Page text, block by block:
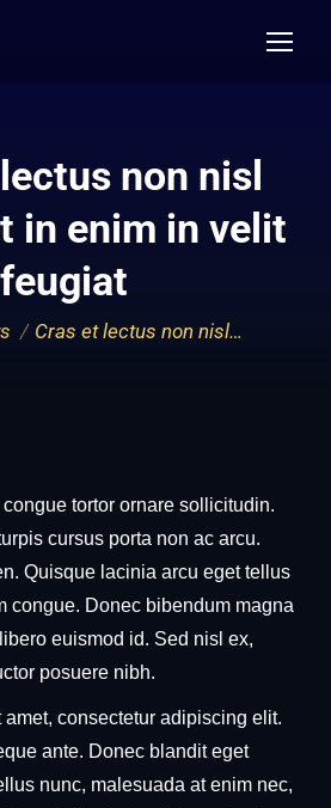
non nisl
in enim in velit
feugiat
Cras et lectus non nisl…
tortor ornare sollicitudin.
cursus porta non ac arcu.
Quisque lacinia arcu eget tellus
congue. Donec bibendum magna
euismod id. Sed nisl ex,
posuere nibh.
amet, consectetur adipiscing elit.
ante. Donec blandit eget
nunc, malesuada at enim nec,